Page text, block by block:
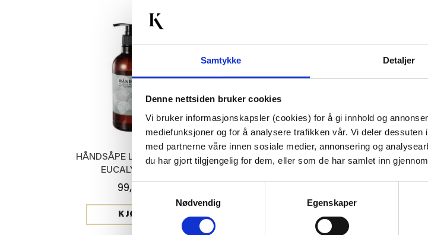
Samtykke Detaljer
Denne nettsiden bruker cookies
Vi bruker informasjonskapsler (cookies) for å gi innhold og
mediefunksjoner og for å analysere trafikken vår. Vi deler
med partnerne våre innen sosiale medier, annonsering og
du har gjort tilgjengelig for dem, eller som de har samlet inn
Nødvendig
Egenskaper
HÅNDSÅPE LAVENDER &
EUCALYPTUS
99,90
KJØP
50%
JERSEYLAKEN 90X200 CM
KUBBELYS